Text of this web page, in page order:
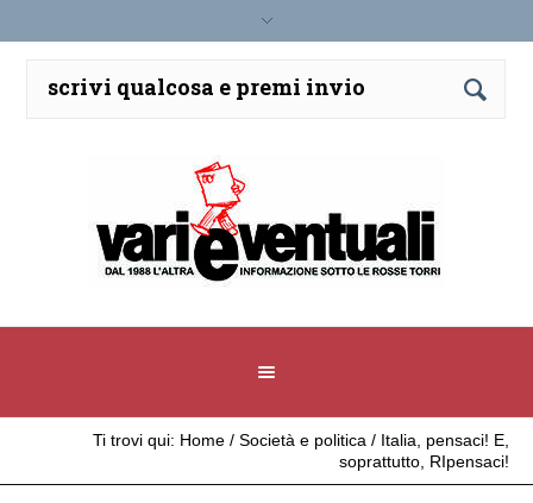
Ti trovi qui: Home / Società e politica / Italia, pensaci! E,
soprattutto, RIpensaci!